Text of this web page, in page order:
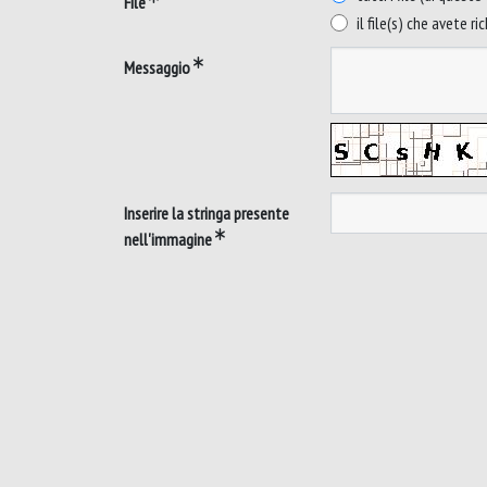
il file(s) che avete
Messaggio
Inserire la stringa presente
nell'immagine